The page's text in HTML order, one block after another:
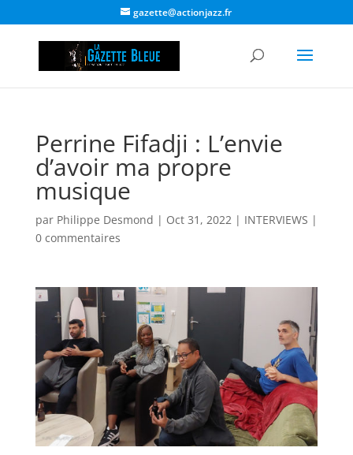
gazette@actionjazz.fr
Perrine Fifadji : L’envie
d’avoir ma propre
musique
par Philippe Desmond | Oct 31, 2022| INTERVIEWS |
0 commentaires